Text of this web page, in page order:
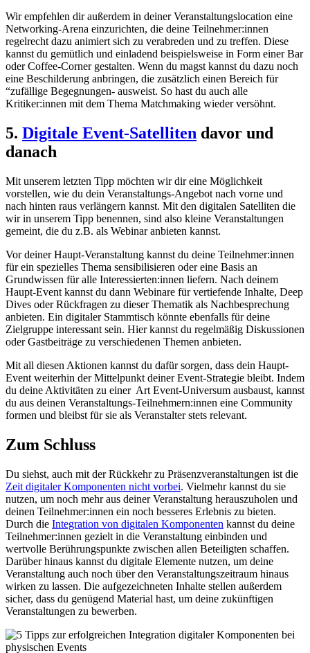
Wir empfehlen dir außerdem in deiner Veranstaltungslocation eine
Networking-Arena einzurichten, die deine Teilnehmer:innen
regelrecht dazu animiert sich zu verabreden und zu treffen. Diese
kannst du gemütlich und einladend beispielsweise in Form einer Bar
oder Coffee-Corner gestalten. Wenn du magst kannst du dazu noch
eine Beschilderung anbringen, die zusätzlich einen Bereich für
“zufällige Begegnungen- ausweist. So hast du auch alle
Kritiker:innen mit dem Thema Matchmaking wieder versöhnt.
5. Digitale Event-Satelliten davor und
danach
Mit unserem letzten Tipp möchten wir dir eine Möglichkeit
vorstellen, wie du dein Veranstaltungs-Angebot nach vorne und
nach hinten raus verlängern kannst. Mit den digitalen Satelliten die
wir in unserem Tipp benennen, sind also kleine Veranstaltungen
gemeint, die du z.B. als Webinar anbieten kannst.
Vor deiner Haupt-Veranstaltung kannst du deine Teilnehmer:innen
für ein spezielles Thema sensibilisieren oder eine Basis an
Grundwissen für alle Interessierten:innen liefern. Nach deinem
Haupt-Event kannst du dann Webinare für vertiefende Inhalte, Deep
Dives oder Rückfragen zu dieser Thematik als Nachbesprechung
anbieten. Ein digitaler Stammtisch könnte ebenfalls für deine
Zielgruppe interessant sein. Hier kannst du regelmäßig Diskussionen
oder Gastbeiträge zu verschiedenen Themen anbieten.
Mit all diesen Aktionen kannst du dafür sorgen, dass dein Haupt-
Event weiterhin der Mittelpunkt deiner Event-Strategie bleibt. Indem
du deine Aktivitäten zu einer Art Event-Universum ausbaust, kannst
du aus deinen Veranstaltungs-Teilnehmern:innen eine Community
formen und bleibst für sie als Veranstalter stets relevant.
Zum Schluss
Du siehst, auch mit der Rückkehr zu Präsenzveranstaltungen ist die
Zeit digitaler Komponenten nicht vorbei. Vielmehr kannst du sie
nutzen, um noch mehr aus deiner Veranstaltung herauszuholen und
deinen Teilnehmer:innen ein noch besseres Erlebnis zu bieten.
Durch die Integration von digitalen Komponenten kannst du deine
Teilnehmer:innen gezielt in die Veranstaltung einbinden und
wertvolle Berührungspunkte zwischen allen Beteiligten schaffen.
Darüber hinaus kannst du digitale Elemente nutzen, um deine
Veranstaltung auch noch über den Veranstaltungszeitraum hinaus
wirken zu lassen. Die aufgezeichneten Inhalte stellen außerdem
sicher, dass du genügend Material hast, um deine zukünftigen
Veranstaltungen zu bewerben.